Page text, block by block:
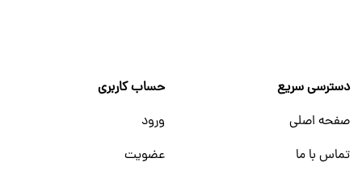
دسترسی سریع
صفحه اصلی
تماس با ما
حساب کاربری
ورود
عضویت